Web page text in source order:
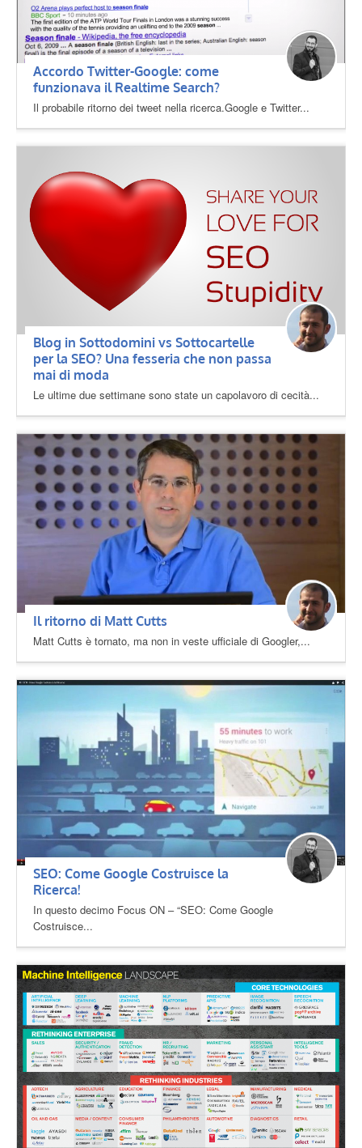
Accordo Twitter-Google: come
funzionava il Realtime Search?
Il probabile ritorno dei tweet nella ricerca.Google e Twitter...
Blog in Sottodomini vs Sottocartelle
per la SEO? Una fesseria che non passa
mai di moda
Le ultime due settimane sono state un capolavoro di cecità...
Il ritorno di Matt Cutts
Matt Cutts è tornato, ma non in veste ufficiale di Googler,...
SEO: Come Google Costruisce la
Ricerca!
In questo decimo Focus ON – “SEO: Come Google
Costruisce...